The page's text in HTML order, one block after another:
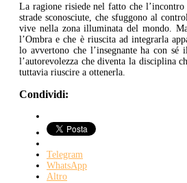
La ragione risiede nel fatto che l’incontro
strade sconosciute, che sfuggono al
vive nella zona illuminata del mondo.
l’Ombra e che è riuscita ad integrarla
lo avvertono che l’insegnante ha con sé
l’autorevolezza che diventa la disciplina
tuttavia riuscire a ottenerla.
Condividi:
Telegram
WhatsApp
Altro